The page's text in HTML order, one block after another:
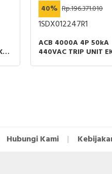
1
40% Rp.196.371.010
1SDX012247R1
ACB 4000A 4P 50kA
440VAC TRIP UNIT
Hubungi Kami